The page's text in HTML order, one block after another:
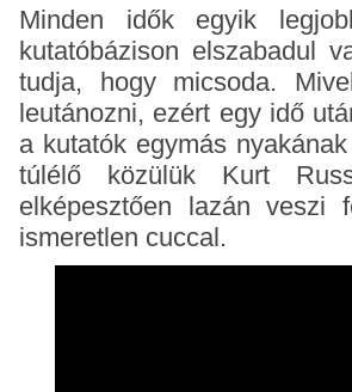
Minden idők egyik
kutatóbázison elszabadul
tudja, hogy micsoda.
leutánozni, ezért egy idő
a kutatók egymás
túlélő közülük Kurt
elképesztően lazán
ismeretlen cuccal.